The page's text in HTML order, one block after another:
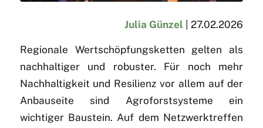
Julia Günzel | 27.02.2026
Regionale Wertschöpfungsketten gelten als
nachhaltiger und robuster. Für noch mehr
Nachhaltigkeit und Resilienz vor allem auf der
Anbauseite sind Agroforstsysteme ein
wichtiger Baustein. Auf dem Netzwerktreffen